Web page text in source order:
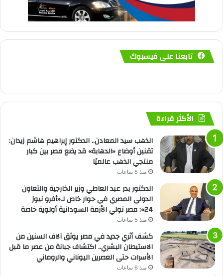
تابعنا على فيسبوك
الأكثر قراءة
الذهب سيد المعادن.. الدكتور إبراهيم هاشم زيدان:
تقنين أوضاع «الدهابة» قد يضع مصر بين كبار
منتجي الذهب عالميًا
منذ 5 ساعات
الدكتور بدر عبد العاطي وزير الخارجية والتعاون
الدولي المصري في حوار خاص لـ«أفرو نيوز
24»: مصر تولي الأزمة السودانية أولوية خاصة
منذ 5 ساعات
كشف أثري جديد في مصر يوثق آلاف السنين من
الاستيطان البشري.. اكتشاف جبانة من عصر ما قبل
الأسرات حتى العصرين اليوناني والروماني
منذ 6 ساعات